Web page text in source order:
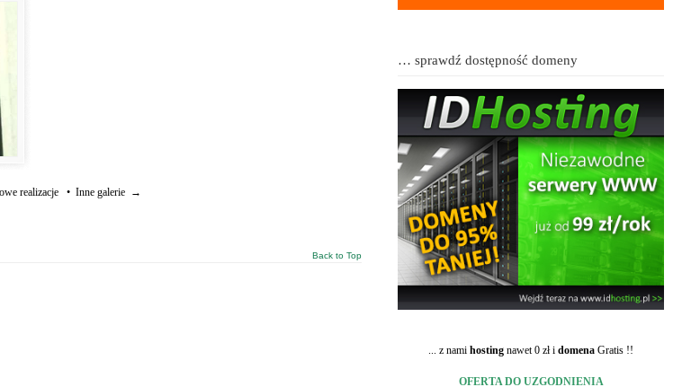
realizacje • Inne galerie →
Back to Top
… sprawdź dostępność domeny
... z nami hosting nawet 0 zł i domena Gratis !!
OFERTA DO UZGODNIENIA